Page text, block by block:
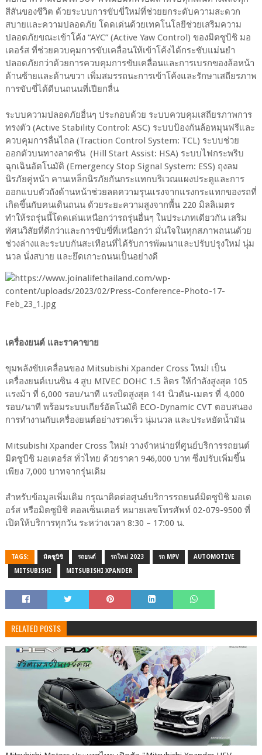
สีสันของชีวิต ด้วยระบบการขับขี่ใหม่ที่ช่วยยกระดับความสะดวก
สบายและความปลอดภัย โดดเด่นด้วยเทคโนโลยีช่วยเสริมความ
ปลอดภัยขณะเข้าโค้ง “AYC” (Active Yaw Control) ของมิตซูบิชิ มอ
เตอร์ส ที่ช่วยควบคุมการขับเคลื่อนให้เข้าโค้งได้กระชับแม่นยำ
ปลอดภัยกว่าด้วยการควบคุมการขับเคลื่อนและการเบรกของล้อหน้า
ด้านซ้ายและด้านขวา เพิ่มสมรรถนะการเข้าโค้งและรักษาเสถียรภาพ
การขับขี่ได้ดีบนถนนที่เปียกลื่น
ระบบความปลอดภัยอื่นๆ ประกอบด้วย ระบบควบคุมเสถียรภาพการ
ทรงตัว (Active Stability Control: ASC) ระบบป้องกันล้อหมุนฟรีและ
ควบคุมการลื่นไถล (Traction Control System: TCL) ระบบช่วย
ออกตัวบนทางลาดชัน (Hill Start Assist: HSA) ระบบไฟกระพริบ
ฉุกเฉินอัตโนมัติ (Emergency Stop Signal System: ESS) ถุงลม
นิรภัยคู่หน้า คานเหล็กนิรภัยกันกระแทกบริเวณแผงประตูและการ
ออกแบบตัวถังด้านหน้าช่วยลดความรุนแรงจากแรงกระแทกของรถที่
เกิดขึ้นกับคนเดินถนน ด้วยระยะความสูงจากพื้น 220 มิลลิเมตร
ทำให้รถรุ่นนี้โดดเด่นเหนือกว่ารถรุ่นอื่นๆ ในประเภทเดียวกัน เสริม
ทัศนวิสัยที่ดีกว่าและการขับขี่ที่เหนือกว่า มั่นใจในทุกสภาพถนนด้วย
ช่วงล่างและระบบกันสะเทือนที่ได้รับการพัฒนาและปรับปรุงใหม่ นุ่ม
นวล นั่งสบาย และยึดเกาะถนนเป็นอย่างดี
เครื่องยนต์ และราคาขาย
ขุมพลังขับเคลื่อนของ Mitsubishi Xpander Cross ใหม่! เป็น
เครื่องยนต์เบนซิน 4 สูบ MIVEC DOHC 1.5 ลิตร ให้กำลังสูงสุด 105
แรงม้า ที่ 6,000 รอบ/นาที แรงบิดสูงสุด 141 นิวตัน-เมตร ที่ 4,000
รอบ/นาที พร้อมระบบเกียร์อัตโนมัติ ECO-Dynamic CVT ตอบสนอง
การทำงานกับเครื่องยนต์อย่างรวดเร็ว นุ่มนวล และประหยัดน้ำมัน
Mitsubishi Xpander Cross ใหม่! วางจำหน่ายที่ศูนย์บริการรถยนต์
มิตซูบิชิ มอเตอร์ส ทั่วไทย ด้วยราคา 946,000 บาท ซึ่งปรับเพิ่มขึ้น
เพียง 7,000 บาทจากรุ่นเดิม
สำหรับข้อมูลเพิ่มเติม กรุณาติดต่อศูนย์บริการรถยนต์มิตซูบิชิ มอเต
อร์ส หรือมิตซูบิชิ คอลเซ็นเตอร์ หมายเลขโทรศัพท์ 02-079-9500 ที่
เปิดให้บริการทุกวัน ระหว่างเวลา 8:30 – 17:00 น.
TAGS: มิตซูบิชิ รถยนต์ รถใหม่ 2023 รถ MPV AUTOMOTIVE
MITSUBISHI MITSUBISHI XPANDER
RELATED POSTS